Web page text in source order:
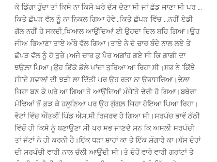
ਕੇ ਡਿੱਗਾ ਹੁੰਦਾ ਤਾਂ ਕਿਸੇ ਨਾ ਕਿਸੇ ਘਰੇ ਦੱਸ ਦੇਣਾ ਸੀ ਜਾਂ ਛੱਡ ਜਾਣਾ ਸੀ ਪਰ …
ਕਿਤੇ ਛੱਪੜ ਵੱਲ ਨੂੰ ਨਾ ਨਿਕਲ ਗਿਆ ਹੋਵੇ…ਕਿਤੇ ਛੱਪੜ ਵਿੱਚ …ਨਹੀਂ ਏਡੀ
ਗੱਲ ਨਹੀਂ ਹੋ ਸਕਦੀ,ਖਿਆਲ ਆਉਂਦਿਆਂ ਈ ਉਹਦਾ ਦਿਲ ਬਹਿ ਗਿਆ।ਉਹ
ਜੀਅ ਭਿਆਣਾ ਤਾਏ ਅੰਬੇ ਵੱਲ ਗਿਆ।ਤਾਏ ਨੇ ਦੋ ਚਾਰ ਬੰਦੇ ਨਾਲ ਲਏ ਤੇ
ਛੱਪੜ ਵੱਲ ਨੂੰ ਹੋ ਤੁਰੇ।ਅਜੇ ਚਾਰ ਕੁ ਪੈਰ ਅਗਾਂਹ ਗਏ ਸੀ ਕਿ ਗਾਗੀ ਦਾ
ਝਉਲ਼ਾ ਪਿਆ।ਉਹ ਡਿੱਕੋ ਡੋਲੇ ਖਾਂਦਾ ਤੁਰਿਆ ਆ ਰਿਹਾ ਸੀ।ਸਭ ਨੇ ‘ਕਿੱਥੇ
ਸੀ’ਦੇ ਸਵਾਲਾਂ ਦੀ ਝੜੀ ਲਾ ਦਿੱਤੀ ਪਰ ਉਹ ਰਤਾ ਨਾ ਉਭਾਸਰਿਆ।ਢੇਲ਼ਾ
ਜਿਹਾ ਬਣ ਕੇ ਘਰੇ ਆ ਗਿਆ ਤੇ ਆਉਂਦਿਆਂ ਮੰਜੇ’ਤੇ ਢੇਰੀ ਹੋ ਗਿਆ।ਬਥੇਰਾ
ਮੋਢਿਆਂ ਤੋਂ ਫ਼ੜ ਕੇ ਹਲੂਣਿਆ ਪਰ ਉਹ ਗੁੱਗਲ਼ ਜਿਹਾ ਹੋਇਆ ਪਿਆ ਰਿਹਾ।
ਵੋਟਾਂ ਵਿੱਚ ਐਂਤਕੀਂ ਪਿੰਡ ਐਸ.ਸੀ.ਰਿਜ਼ਰਵ ਹੋ ਗਿਆ ਸੀ।ਸਰਪੰਚ ਭਾਵੇਂ ਠੱਠੀ
ਵਿੱਚੋਂ ਹੀ ਕਿਸੇ ਨੂੰ ਬਣਾਉਣਾ ਸੀ ਪਰ ਸਭ ਜਾਣਦੇ ਸਨ ਕਿ ਅਸਲੀ ਸਰਪੰਚੀ
ਤਾਂ ਜੱਟਾਂ ਨੇ ਹੀ ਕਰਨੀ ਹੈ।ਇੱਕ ਧੜਾ ਸ਼ਾਹਾਂ ਕਾ ਤੇ ਇੱਕ ਸ਼ੰਗਾਰੇ ਕਾ।ਬੱਸ ਦੋਹਾਂ
ਦੀ ਸਰਪੰਚੀ ਵਾਰੀ ਨਾਲ ਚੱਲੀ ਆਉਂਦੀ ਸੀ।ਤੇ ਦੋਹੇਂ ਵਾਰੋ ਵਾਰੀ ਗਰਾਂਟਾਂ ਤੇ